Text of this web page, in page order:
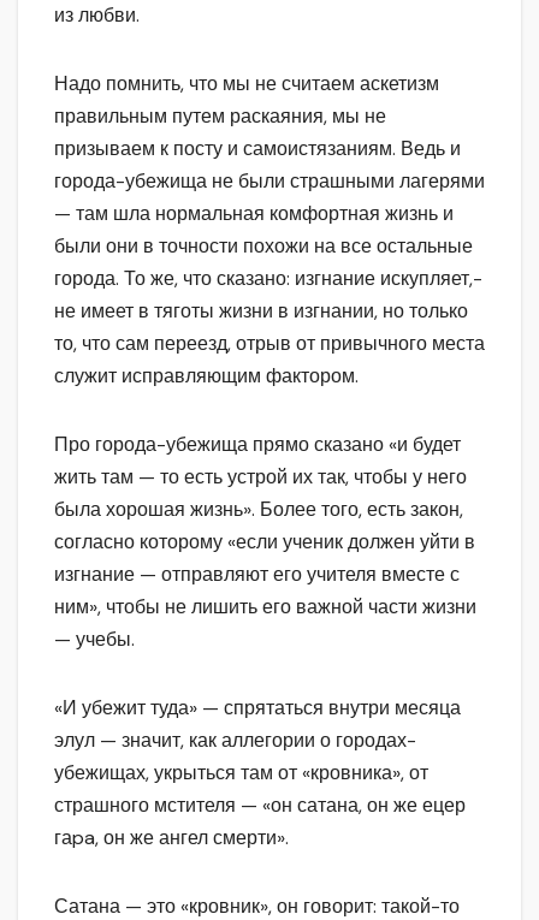
из любви.
Надо помнить, что мы не считаем аскетизм
правильным путем раскаяния, мы не
призываем к посту и самоистязаниям. Ведь и
города-убежища не были страшными лагерями
— там шла нормальная комфортная жизнь и
были они в точности похожи на все остальные
города. То же, что сказано: изгнание искупляет,-
не имеет в тяготы жизни в изгнании, но только
то, что сам переезд, отрыв от привычного места
служит исправляющим фактором.
Про города-убежища прямо сказано «и будет
жить там — то есть устрой их так, чтобы у него
была хорошая жизнь». Более того, есть закон,
согласно которому «если ученик должен уйти в
изгнание — отправляют его учителя вместе с
ним», чтобы не лишить его важной части жизни
— учебы.
«И убежит туда» — спрятаться внутри месяца
элул — значит, как аллегории о городах-
убежищах, укрыться там от «кровника», от
страшного мстителя — «он сатана, он же ецер
гаpa, он же ангел смерти».
Сатана — это «кровник», он говорит: такой-то